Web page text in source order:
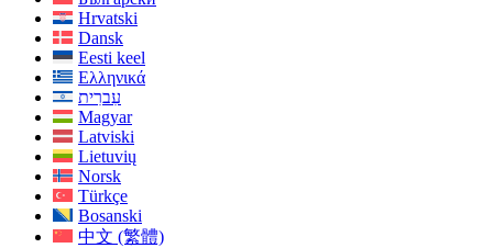
Hrvatski
Dansk
Eesti keel
Ελληνικά
עִברִית
Magyar
Latviski
Lietuvių
Norsk
Türkçe
Bosanski
中文 (繁體)